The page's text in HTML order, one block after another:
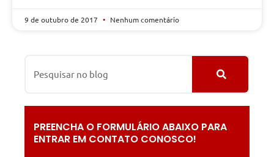
9 de outubro de 2017 Nenhum comentário
PREENCHA O FORMULÁRIO ABAIXO PARA
ENTRAR EM CONTATO CONOSCO!